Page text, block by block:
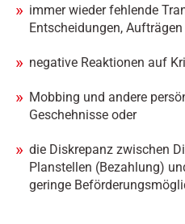
immer wieder fehlende
Entscheidungen,
negative Reaktionen auf
Mobbing und andere
Geschehnisse oder
die Diskrepanz zwischen
Planstellen (Bezahlung)
geringe